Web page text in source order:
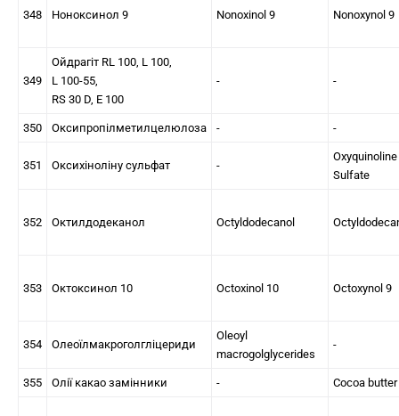
348 Ноноксинол 9 Nonoxinol 9 Nonoxynol 9
349
Ойдрагіт RL 100, L 100,
L 100-55,
RS 30 D, Е 100
- -
350 Оксипропілметилцелюлоза - -
351 Оксихіноліну сульфат -
Oxyquinoline
Sulfate
352 Октилдодеканол Octyldodecanol
353 Октоксинол 10 Octoxinol 10 Octoxynol 9
354 Олеоїлмакроголгліцериди
Oleoyl
macrogolglycerides
-
355 Олії какао замінники - Cocoa butter